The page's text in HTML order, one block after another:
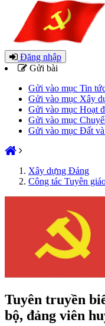
Đăng nhập
Gửi bài
Gửi vào mục Tin
Gửi vào mục Xây
Gửi vào mục Hoạt
Gửi vào mục
Gửi vào mục Đất
Xây dựng Đảng
Công tác Tuyên
Tuyên truyền
bộ, đảng viên